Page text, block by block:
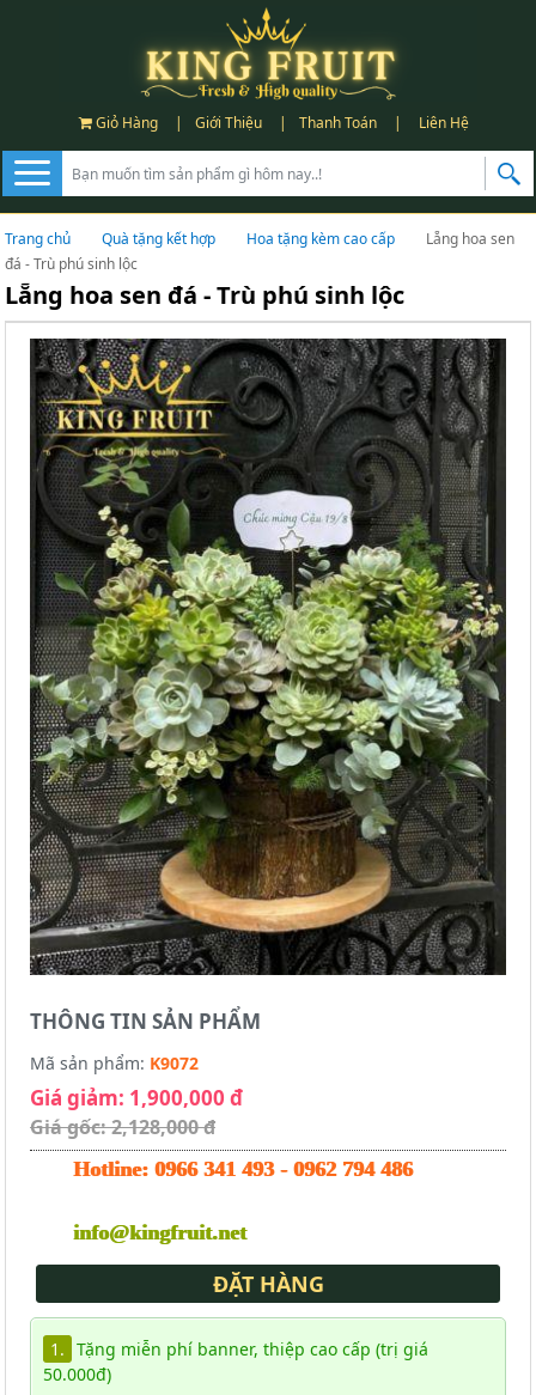
Giỏ Hàng | Giới Thiệu | Thanh Toán | Liên Hệ
Trang chủ Quà tặng kết hợp Hoa tặng kèm cao cấp
Lẵng hoa sen
đá - Trù phú sinh lộc
Lẵng hoa sen đá - Trù phú sinh lộc
THÔNG TIN SẢN PHẨM
Mã sản phẩm: K9072
Giá giảm: 1,900,000 đ
Giá gốc: 2,128,000 đ
Hotline: 0966 341 493 - 0962 794 486
info@kingfruit.net
ĐẶT HÀNG
1. Tặng miễn phí banner, thiệp cao cấp (trị giá
50.000đ)